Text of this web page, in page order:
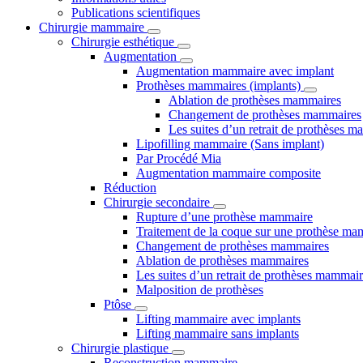
Publications scientifiques
Chirurgie mammaire
Chirurgie esthétique
Augmentation
Augmentation mammaire avec implant
Prothèses mammaires (implants)
Ablation de prothèses mammaires
Changement de prothèses mammaires
Les suites d’un retrait de prothèses
Lipofilling mammaire (Sans implant)
Par Procédé Mia
Augmentation mammaire composite
Réduction
Chirurgie secondaire
Rupture d’une prothèse mammaire
Traitement de la coque sur une prothèse
Changement de prothèses mammaires
Ablation de prothèses mammaires
Les suites d’un retrait de prothèses
Malposition de prothèses
Ptôse
Lifting mammaire avec implants
Lifting mammaire sans implants
Chirurgie plastique